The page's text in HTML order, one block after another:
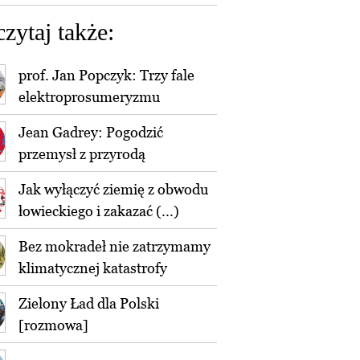
także:
prof. Jan Popczyk: Trzy fale
elektroprosumeryzmu
Jean Gadrey: Pogodzić
przemysł z przyrodą
Jak wyłączyć ziemię z obwodu
łowieckiego i zakazać (...)
Bez mokradeł nie zatrzymamy
klimatycznej katastrofy
Zielony Ład dla Polski
[rozmowa]